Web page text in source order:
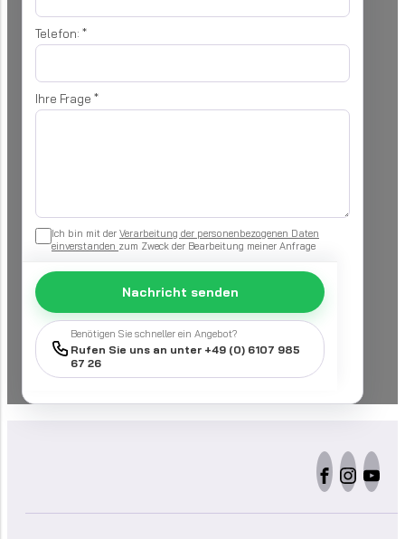
Telefon: *
Ihre Frage *
Ich bin mit der Verarbeitung der personenbezogenen Daten
einverstanden zum Zweck der Bearbeitung meiner Anfrage
Nachricht senden
Benötigen Sie schneller ein Angebot?
Rufen Sie uns an unter +49 (0) 6107 985
67 26